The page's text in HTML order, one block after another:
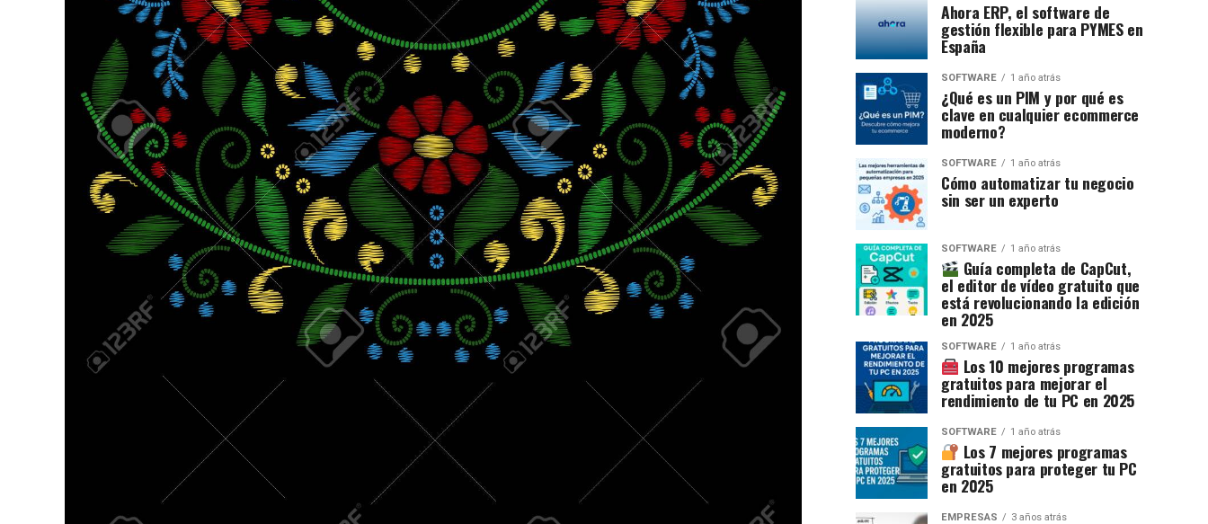
Ahora ERP, el software de
gestión flexible para PYMES en
España
SOFTWARE 1 año atrás
¿Qué es un PIM y por qué es
clave en cualquier ecommerce
moderno?
SOFTWARE 1 año atrás
Cómo automatizar tu negocio
sin ser un experto
SOFTWARE 1 año atrás
Guía completa de CapCut,
el editor de vídeo gratuito que
está revolucionando la edición
en 2025
SOFTWARE 1 año atrás
Los 10 mejores programas
gratuitos para mejorar el
rendimiento de tu PC en 2025
SOFTWARE 1 año atrás
Los 7 mejores programas
gratuitos para proteger tu PC
en 2025
EMPRESAS 3 años atrás